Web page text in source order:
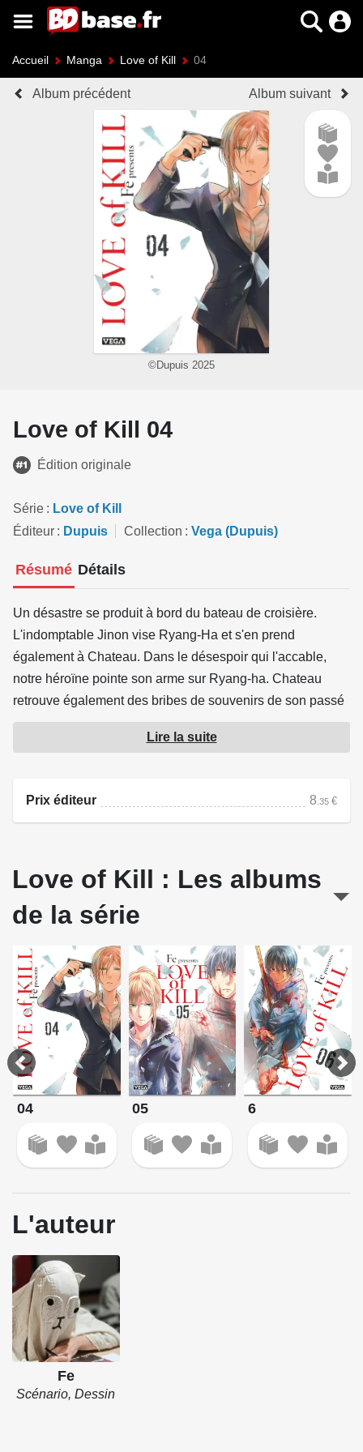
Accueil Manga Love of Kill 04
Album précédent Album suivant
©Dupuis 2025
Love of Kill 04
Édition originale
Série
Love of Kill
Éditeur
Dupuis Collection Vega (Dupuis)
Résumé Détails
Un désastre se produit à bord du bateau de croisière.
L'indomptable Jinon vise Ryang-Ha et s'en prend
également à Chateau. Dans le désespoir qui l'accable,
notre héroïne pointe son arme sur Ryang-ha. Chateau
retrouve également des bribes de souvenirs de son passé
à travers ses cauchemars. Mais qui est donc l'homme
nommé Ryang-ha qu'elle a connu étant petite ?
Lire la suite
Prix éditeur 8 .35 €
Love of Kill : Les albums
de la série
04 05 6
L'auteur
Fe
Scénario, Dessin